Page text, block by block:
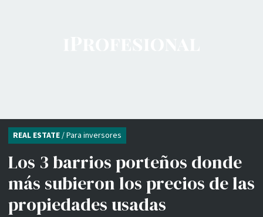
Los 3 barrios porteños donde
más subieron los precios de las
propiedades usadas
REAL ESTATE/ Para inversores